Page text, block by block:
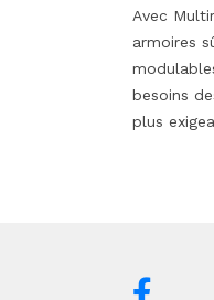
Avec
armoires
besoins
plus